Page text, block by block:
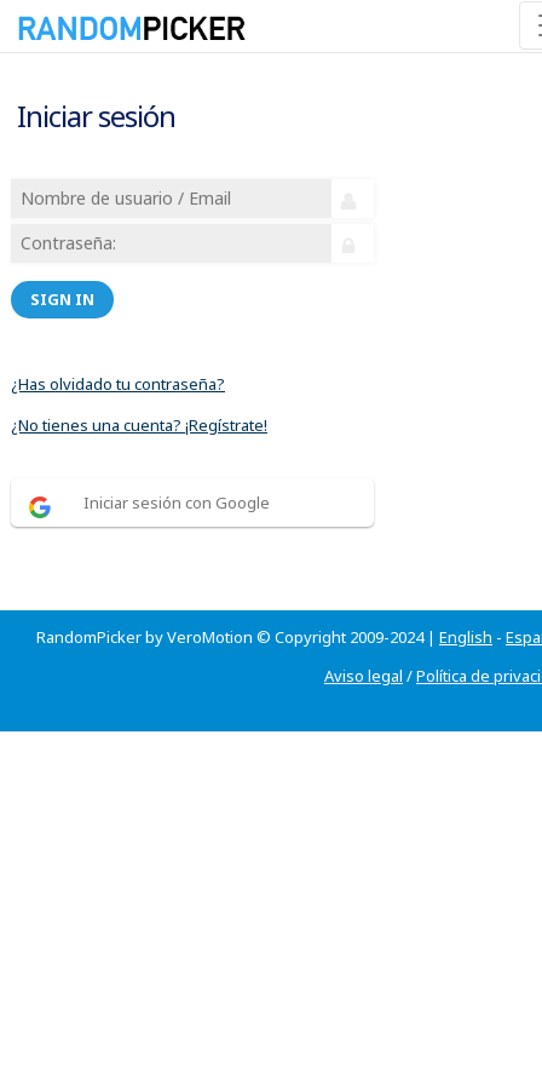
Iniciar sesión
SIGN IN
¿Has olvidado tu contraseña?
¿No tienes una cuenta? ¡Regístrate!
Iniciar sesión con Google
RandomPicker by VeroMotion © Copyright 2009-2024 | English -
Aviso legal /Política de